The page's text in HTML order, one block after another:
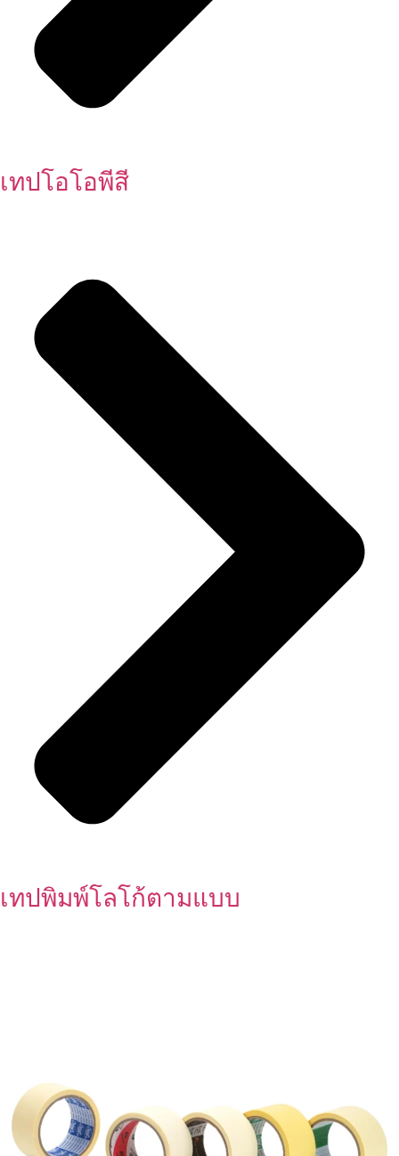
เทปโอโอพีสี
เทปพิมพ์โลโก้ตามแบบ